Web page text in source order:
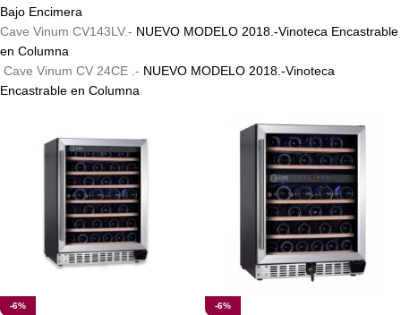
Bajo Encimera
Cave Vinum CV143LV.- NUEVO MODELO 2018.-Vinoteca Encastrable
en Columna
Cave Vinum CV 24CE .- NUEVO MODELO 2018.-Vinoteca
Encastrable en Columna
-6% -6%